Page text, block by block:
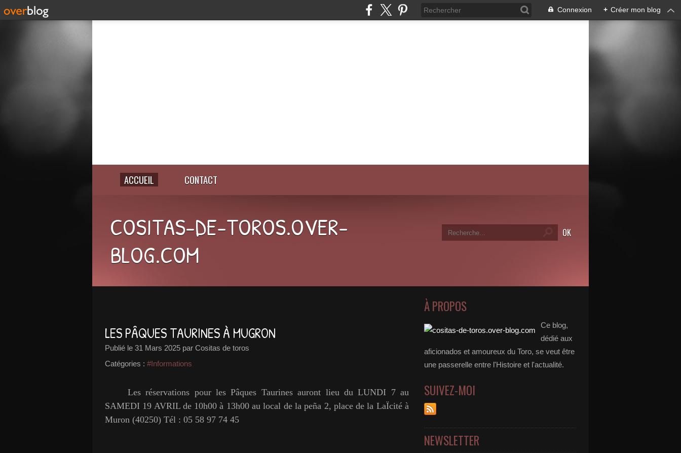
Connexion + Créer mon blog
ACCUEIL CONTACT
COSITAS-DE-TOROS.OVER-
BLOG.COM
LES PÂQUES TAURINES À MUGRON
Publié le 31 Mars 2025 par Cositas de toros
Catégories : #Informations
Les réservations pour les Pâques Taurines auront lieu du LUNDI 7 au
SAMEDI 19 AVRIL de 10h00 à 13h00 au local de la peña 2, place de la LaÏcité à
Muron (40250) Tél : 05 58 97 74 45
À PROPOS
Ce blog,
dédié aux
aficionados et amoureux du Toro, se veut être
une passerelle entre l'Histoire et l'actualité.
SUIVEZ-MOI
NEWSLETTER